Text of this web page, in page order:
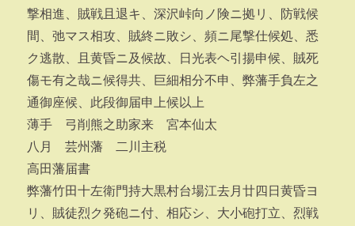
撃相進、賊戦且退キ、深沢峠向ノ険ニ拠リ、防戦候
間、弛マス相攻、賊終ニ敗シ、頻ニ尾撃仕候処、悉
ク逃散、且黄昏ニ及候故、日光表ヘ引揚申候、賊死
傷モ有之哉ニ候得共、巨細相分不申、弊藩手負左之
通御座候、此段御届申上候以上
薄手 弓削熊之助家来 宮本仙太
八月 芸州藩 二川主税
高田藩届書
弊藩竹田十左衛門持大黒村台場江去月廿四日黄昏ヨ
リ、賊徒烈ク発砲ニ付、相応シ、大小砲打立、烈戦